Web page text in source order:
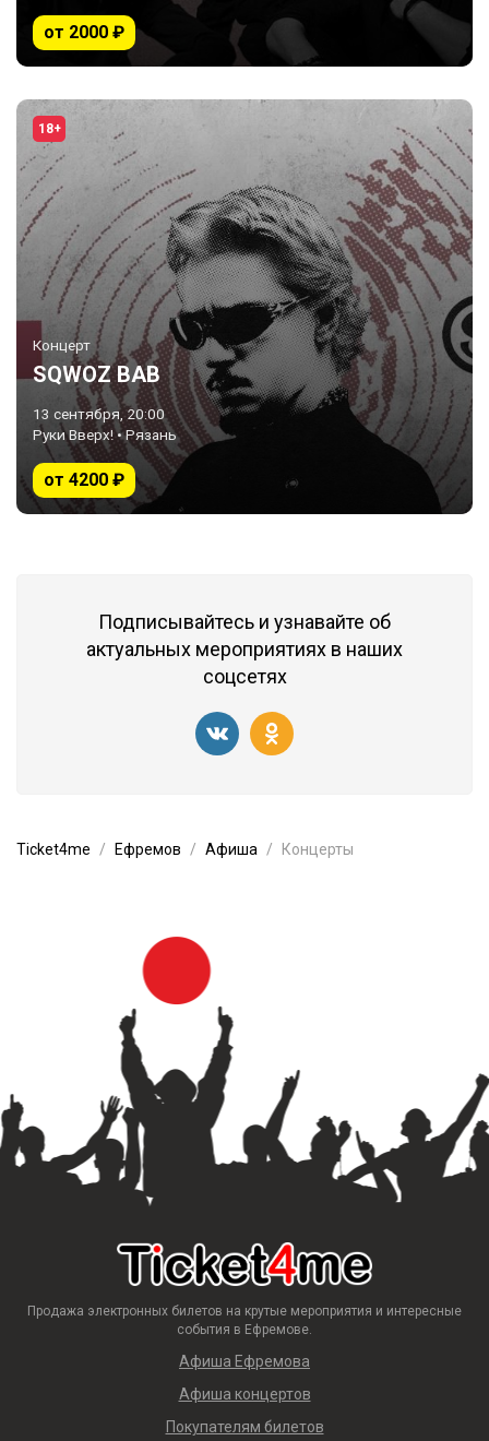
от 2000 ₽
18+
Концерт
SQWOZ BAB
13 сентября, 20:00
Руки Вверх! • Рязань
от 4200 ₽
Подписывайтесь и узнавайте об
актуальных мероприятиях в наших
соцсетях
Ticket4me Ефремов Афиша Концерты
Продажа электронных билетов на крутые мероприятия и интересные
события в Ефремове.
Афиша Ефремова
Афиша концертов
Покупателям билетов